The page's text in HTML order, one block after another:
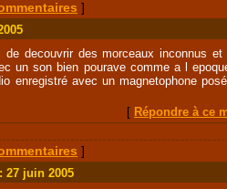
]
decouvrir des morceaux inconnus et
un son bien pourave comme a l
enregistré avec un magnetophone
[ Répondre à ce
]
27 juin 2005